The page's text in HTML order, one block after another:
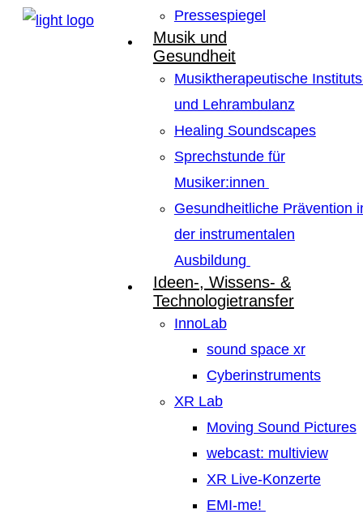
Pressespiegel
Musik und
Gesundheit
Musiktherapeutische
und Lehrambulanz
Healing Soundscapes
Sprechstunde für
Musiker:innen
Gesundheitliche Prävention
der instrumentalen
Ausbildung
Ideen-, Wissens- &
Technologietransfer
InnoLab
sound space xr
Cyberinstruments
XR Lab
Moving Sound Pictures
webcast: multiview
XR Live-Konzerte
EMI-me!